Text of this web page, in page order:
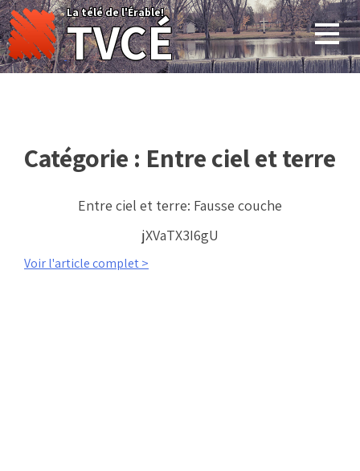
Skip
to
content
La télé de l'Érable!
TVCÉ
Catégorie : Entre ciel et terre
Entre ciel et terre: Fausse couche
jXVaTX3I6gU
Voir l'article complet >